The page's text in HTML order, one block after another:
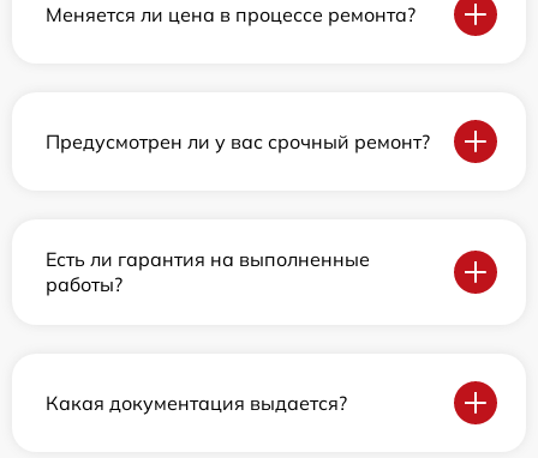
Меняется ли цена в процессе ремонта?
Предусмотрен ли у вас срочный ремонт?
Есть ли гарантия на выполненные
работы?
Какая документация выдается?